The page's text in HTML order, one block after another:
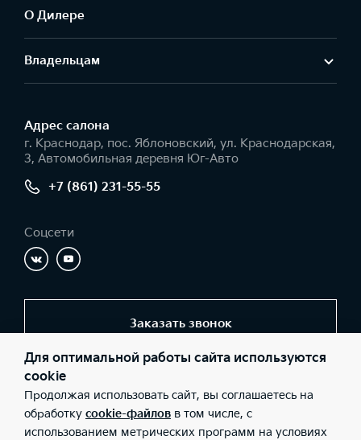
О Дилере
Владельцам
Адрес салонa
г. Краснодар, пос. Яблоновский, ул. Краснодарская,
3, Автомобильная деревня Юг-Авто
+7 (861) 231-55-55
Соцсети
Заказать звонок
(Фактический адрес: г. Краснодар, пос. Яблоновский, ул.
Краснодарская, 3, Автомобильная деревня Юг-Авто; Телефон:
+7 (861) 231-55-55; ИНН: 0107023480; ОГРН: 1120107002069),
ООО «Киа Россия и СНГ» (Фактический адрес: г.Москва, Валовая
Для оптимальной работы сайта используются
cookie
Продолжая использовать сайт, вы соглашаетесь на
обработку cookie-файлов в том числе, с
использованием метрических программ на условиях